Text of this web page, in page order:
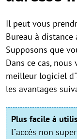
Il peut vous
Bureau à distance
Supposons que
Dans ce cas,
meilleur logiciel
les avantages
Plus facile à
l"accès non